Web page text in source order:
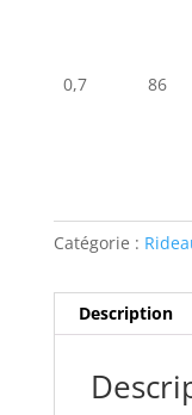
0,7 86
Catégorie :
Description